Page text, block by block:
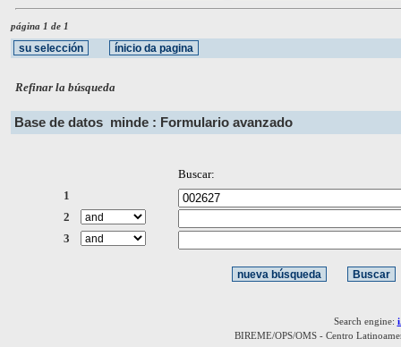
página 1 de 1
Refinar la búsqueda
Base de datos minde : Formulario avanzado
Buscar:
1
2
3
Search engine:
BIREME/OPS/OMS - Centro